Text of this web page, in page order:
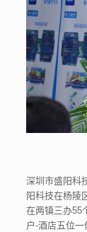
深圳市盛阳科
阳科技在杨陵
在两镇三办55
户-酒店五位一